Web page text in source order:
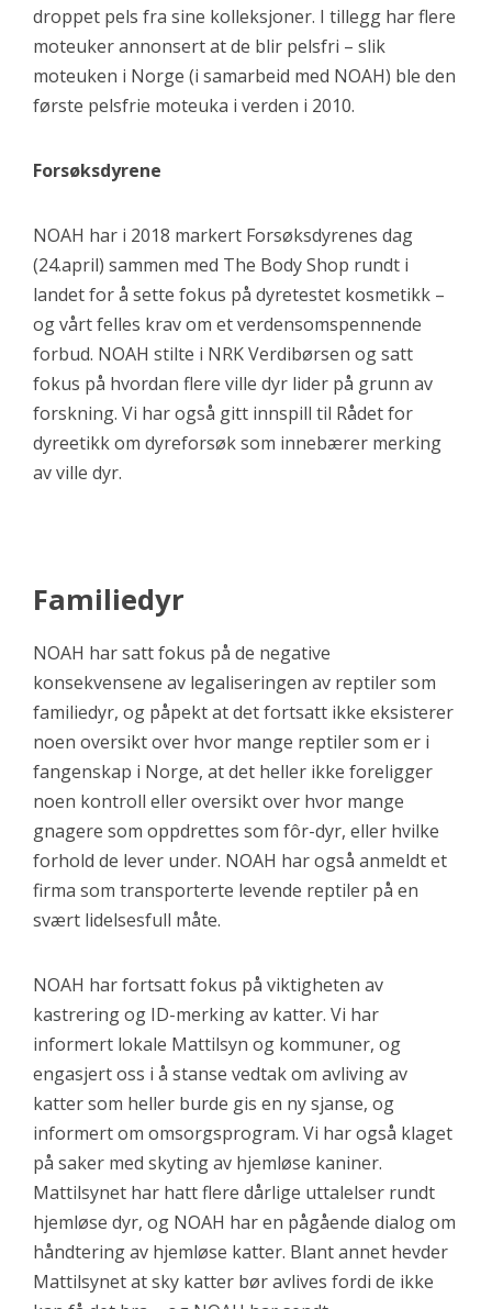
droppet pels fra sine kolleksjoner. I tillegg har flere
moteuker annonsert at de blir pelsfri – slik
moteuken i Norge (i samarbeid med NOAH) ble den
første pelsfrie moteuka i verden i 2010.
Forsøksdyrene
NOAH har i 2018 markert Forsøksdyrenes dag
(24.april) sammen med The Body Shop rundt i
landet for å sette fokus på dyretestet kosmetikk –
og vårt felles krav om et verdensomspennende
forbud. NOAH stilte i NRK Verdibørsen og satt
fokus på hvordan flere ville dyr lider på grunn av
forskning. Vi har også gitt innspill til Rådet for
dyreetikk om dyreforsøk som innebærer merking
av ville dyr.
Familiedyr
NOAH har satt fokus på de negative
konsekvensene av legaliseringen av reptiler som
familiedyr, og påpekt at det fortsatt ikke eksisterer
noen oversikt over hvor mange reptiler som er i
fangenskap i Norge, at det heller ikke foreligger
noen kontroll eller oversikt over hvor mange
gnagere som oppdrettes som fôr-dyr, eller hvilke
forhold de lever under. NOAH har også anmeldt et
firma som transporterte levende reptiler på en
svært lidelsesfull måte.
NOAH har fortsatt fokus på viktigheten av
kastrering og ID-merking av katter. Vi har
informert lokale Mattilsyn og kommuner, og
engasjert oss i å stanse vedtak om avliving av
katter som heller burde gis en ny sjanse, og
informert om omsorgsprogram. Vi har også klaget
på saker med skyting av hjemløse kaniner.
Mattilsynet har hatt flere dårlige uttalelser rundt
hjemløse dyr, og NOAH har en pågående dialog om
håndtering av hjemløse katter. Blant annet hevder
Mattilsynet at sky katter bør avlives fordi de ikke